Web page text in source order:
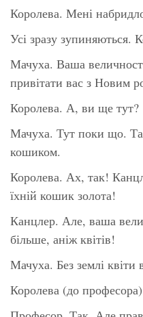
Королева. Мені
Усі зразу зупиняються.
Мачуха. Ваша
привітати вас з Новим
Королева. А, ви ще тут?
Мачуха. Тут поки що.
кошиком.
Королева. Ах, так!
їхній кошик золота!
Канцлер. Але, ваша
більше, аніж квітів!
Мачуха. Без землі квіти
Королева (до